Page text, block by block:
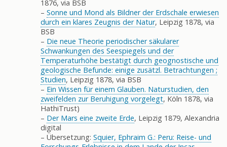
1876, via BSB
– Sonne und Mond als Bildner der Erdschale erwiesen
durch ein klares Zeugnis der Natur, Leipzig 1878, via
BSB
– Die neue Theorie periodischer säkularer
Schwankungen des Seespiegels und der
Temperaturhöhe bestätigt durch geognostische und
geologische Befunde: einige zusätzl. Betrachtungen ;
Studien, Leipzig 1878, via BSB
– Ein Wissen für einem Glauben. Naturstudien, den
zweifelden zur Beruhigung vorgelegt, Köln 1878, via
HathiTrust)
– Der Mars eine zweite Erde, Leipzig 1879, Alexandria
digital
– Übersetzung: Squier, Ephraim G.: Peru: Reise- und